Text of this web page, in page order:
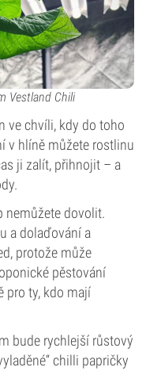
Vestland Chili
ve chvíli, kdy do toho
v hlíně můžete rostlinu
ji zalít, přihnojit – a
nemůžete dovolit.
a dolaďování a
protože může
pěstování
pro ty, kdo mají
bude rychlejší růstový
chilli papričky